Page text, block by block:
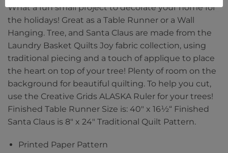
What a fun small project to decorate your home for
the holidays! Great as a Table Runner or a Wall
Hanging. Tree, and Santa Claus are made from the
Laundry Basket Quilts Joy fabric collection, using
traditional piecing and a touch of applique to place
the heart on top of your tree! Plenty of room on the
background for beautiful quilting. To help you cut,
use the Creative Grids ALASKA Ruler for your trees!
Finished Table Runner Size is: 40″ x 16½“ Finished
Santa Claus is 8″ x 24″ Traditional Quilt Pattern.
Printed Paper Pattern